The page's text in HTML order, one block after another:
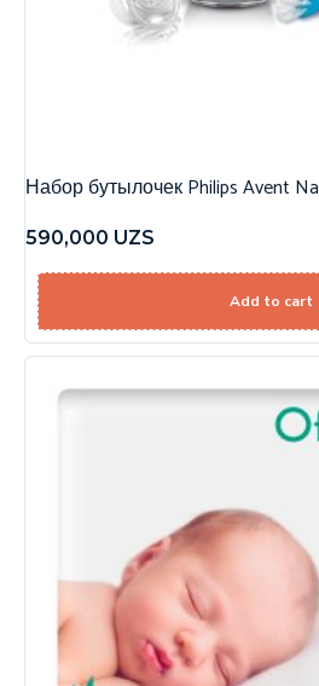
Набор бутылочек Philips Avent
590,000 UZS
Add to cart